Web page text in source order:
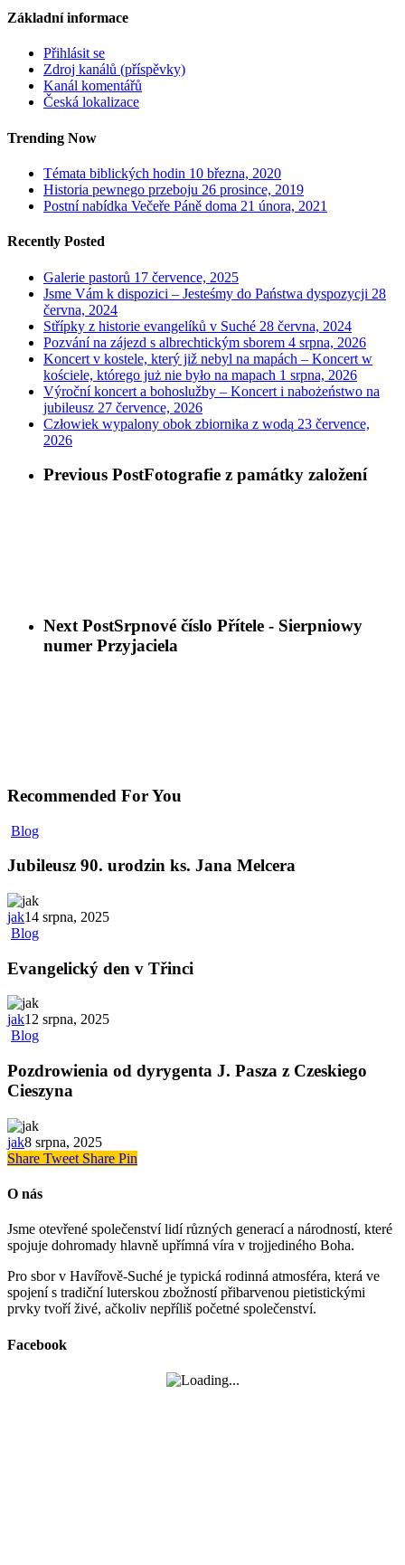
Základní informace
Přihlásit se
Zdroj kanálů (příspěvky)
Kanál komentářů
Česká lokalizace
Trending Now
Témata biblických hodin 10 března, 2020
Historia pewnego przeboju 26 prosince, 2019
Postní nabídka Večeře Páně doma 21 února, 2021
Recently Posted
Galerie pastorů 17 července, 2025
Jsme Vám k dispozici – Jesteśmy do Państwa dyspozycji 28
června, 2024
Střípky z historie evangelíků v Suché 28 června, 2024
Pozvání na zájezd s albrechtickým sborem 4 srpna, 2026
Koncert v kostele, který již nebyl na mapách – Koncert w
kościele, którego już nie było na mapach 1 srpna, 2026
Výroční koncert a bohoslužby – Koncert i nabożeństwo na
jubileusz 27 července, 2026
Człowiek wypalony obok zbiornika z wodą 23 července,
2026
Previous PostFotografie z památky založení
Next PostSrpnové číslo Přítele - Sierpniowy
numer Przyjaciela
Recommended For You
Blog
Jubileusz 90. urodzin ks. Jana Melcera
jak14 srpna, 2025
Blog
Evangelický den v Třinci
jak12 srpna, 2025
Blog
Pozdrowienia od dyrygenta J. Pasza z Czeskiego
Cieszyna
jak8 srpna, 2025
Share Tweet Share Pin
O nás
Jsme otevřené společenství lidí různých generací a národností, které
spojuje dohromady hlavně upřímná víra v trojjediného Boha.
Pro sbor v Havířově-Suché je typická rodinná atmosféra, která ve
spojení s tradiční luterskou zbožností přibarvenou pietistickými
prvky tvoří živé, ačkoliv nepříliš početné společenství.
Facebook